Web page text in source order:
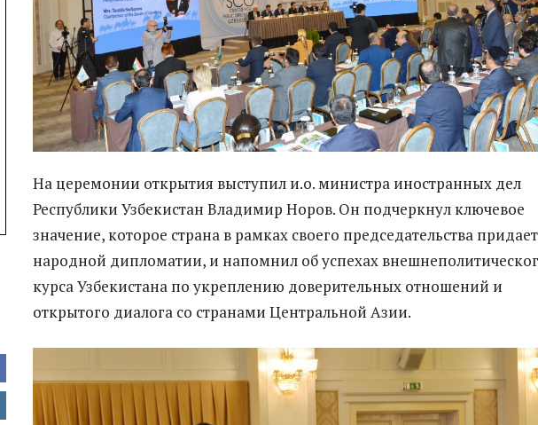
На церемонии открытия выступил и.о. министра иностранных дел
Республики Узбекистан Владимир Норов. Он подчеркнул ключевое
значение, которое страна в рамках своего председательства придает
народной дипломатии, и напомнил об успехах
курса Узбекистана по укреплению доверительных отношений и
открытого диалога со странами Центральной Азии.